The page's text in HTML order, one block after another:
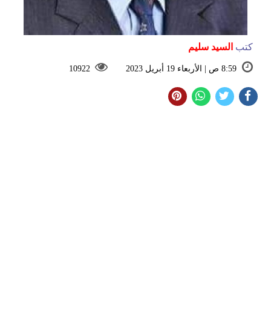
كتب السيد سليم
8:59 ص | الأربعاء 19 أبريل 2023 10922